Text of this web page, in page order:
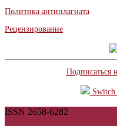
Политика антиплагиата
Рецензирование
Подписаться
Switch
ISSN 2658-6282